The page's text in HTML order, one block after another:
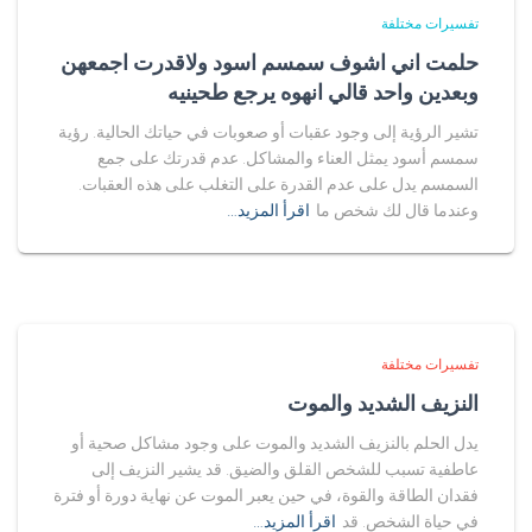
تفسيرات مختلفة
حلمت اني اشوف سمسم اسود ولاقدرت اجمعهن
وبعدين واحد قالي انهوه يرجع طحينيه
تشير الرؤية إلى وجود عقبات أو صعوبات في حياتك الحالية. رؤية
سمسم أسود يمثل العناء والمشاكل. عدم قدرتك على جمع
السمسم يدل على عدم القدرة على التغلب على هذه العقبات.
وعندما قال لك شخص ما اقرأ المزيد…
تفسيرات مختلفة
النزيف الشديد والموت
يدل الحلم بالنزيف الشديد والموت على وجود مشاكل صحية أو
عاطفية تسبب للشخص القلق والضيق. قد يشير النزيف إلى
فقدان الطاقة والقوة، في حين يعبر الموت عن نهاية دورة أو فترة
في حياة الشخص. قد اقرأ المزيد…